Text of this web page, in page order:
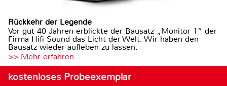
Rückkehr der Legende
Vor gut 40 Jahren erblickte der Bausatz „Monitor 1“ der
Firma Hifi Sound das Licht der Welt. Wir haben den
Bausatz wieder aufleben zu lassen.
>> Mehr erfahren
kostenloses Probeexemplar